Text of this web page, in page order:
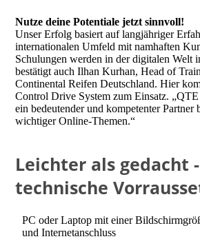
Nutze deine Potentiale jetzt sinnvoll!
Unser Erfolg basiert auf langjähriger
internationalen Umfeld mit namhaften
Schulungen werden in der digitalen Welt
bestätigt auch Ilhan Kurhan, Head of
Continental Reifen Deutschland. Hier
Control Drive System zum Einsatz.
ein bedeutender und kompetenter Partner
wichtiger Online-Themen.“
Leichter als gedacht -
technische
PC oder Laptop mit einer
und Internetanschluss